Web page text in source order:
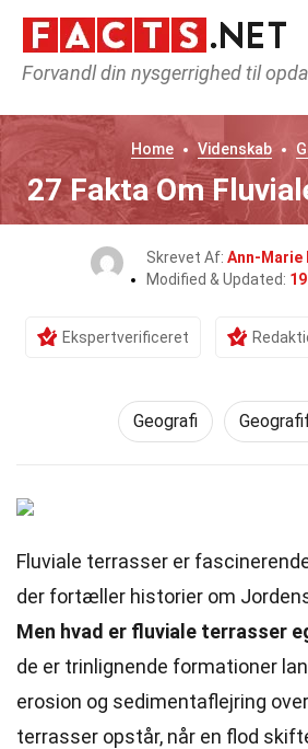
Forvandl din nysgerrighed til
Home Videnskab
27 Fakta Om
Skrevet Af: Ann-Marie
Modified & Updated:
Ekspertverificeret
Geografi
Fluviale terrasser er
der fortæller historier om
Men hvad er fluviale terrasser
de er trinlignende formationer
erosion og sedimentaflejring
terrasser opstår, når en flod